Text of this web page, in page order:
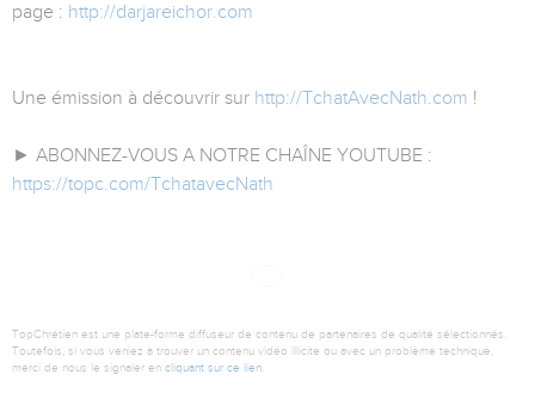
page : http://darjareichor.com
Une émission à découvrir sur http://TchatAvecNath.com !
► ABONNEZ-VOUS A NOTRE CHAÎNE YOUTUBE :
https://topc.com/TchatavecNath
TopChrétien est une plate-forme diffuseur de contenu de partenaires de qualité sélectionnés.
Toutefois, si vous veniez à trouver un contenu vidéo illicite ou avec un problème technique,
merci de nous le signaler en cliquant sur ce lien.